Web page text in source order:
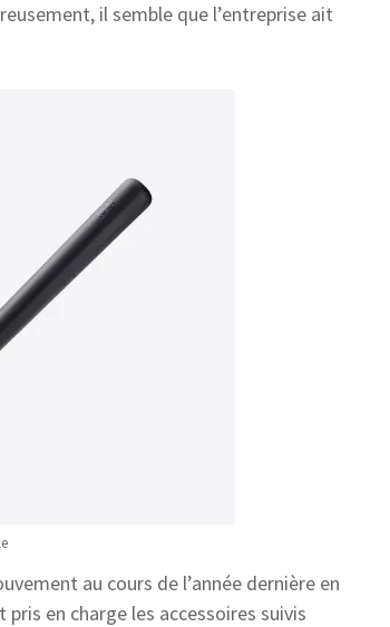
il semble que l’entreprise ait
au cours de l’année dernière en
en charge les accessoires suivis